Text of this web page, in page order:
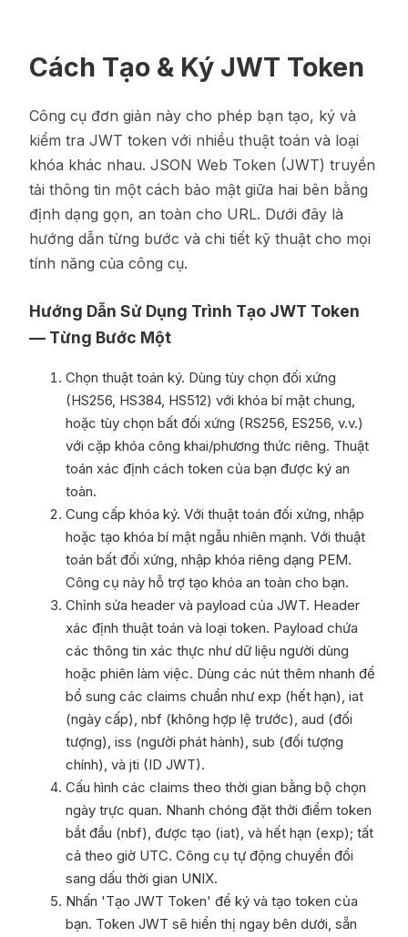
Cách Tạo & Ký JWT Token
Công cụ đơn giản này cho phép bạn tạo, ký và
kiểm tra JWT token với nhiều thuật toán và loại
khóa khác nhau. JSON Web Token (JWT) truyền
tải thông tin một cách bảo mật giữa hai bên bằng
định dạng gọn, an toàn cho URL. Dưới đây là
hướng dẫn từng bước và chi tiết kỹ thuật cho mọi
tính năng của công cụ.
Hướng Dẫn Sử Dụng Trình Tạo JWT Token
— Từng Bước Một
Chọn thuật toán ký. Dùng tùy chọn đối xứng
(HS256, HS384, HS512) với khóa bí mật chung,
hoặc tùy chọn bất đối xứng (RS256, ES256, v.v.)
với cặp khóa công khai/phương thức riêng. Thuật
toán xác định cách token của bạn được ký an
toàn.
Cung cấp khóa ký. Với thuật toán đối xứng, nhập
hoặc tạo khóa bí mật ngẫu nhiên mạnh. Với thuật
toán bất đối xứng, nhập khóa riêng dạng PEM.
Công cụ này hỗ trợ tạo khóa an toàn cho bạn.
Chỉnh sửa header và payload của JWT. Header
xác định thuật toán và loại token. Payload chứa
các thông tin xác thực như dữ liệu người dùng
hoặc phiên làm việc. Dùng các nút thêm nhanh để
bổ sung các claims chuẩn như exp (hết hạn), iat
(ngày cấp), nbf (không hợp lệ trước), aud (đối
tượng), iss (người phát hành), sub (đối tượng
chính), và jti (ID JWT).
Cấu hình các claims theo thời gian bằng bộ chọn
ngày trực quan. Nhanh chóng đặt thời điểm token
bắt đầu (nbf), được tạo (iat), và hết hạn (exp); tất
cả theo giờ UTC. Công cụ tự động chuyển đổi
sang dấu thời gian UNIX.
Nhấn 'Tạo JWT Token' để ký và tạo token của
bạn. Token JWT sẽ hiển thị ngay bên dưới, sẵn